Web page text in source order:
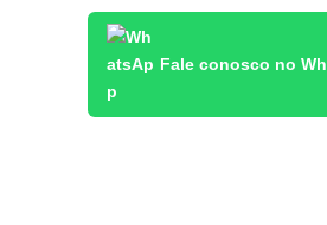
Fale conosco no